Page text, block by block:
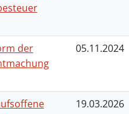
der
05.11.2024
19.03.2026